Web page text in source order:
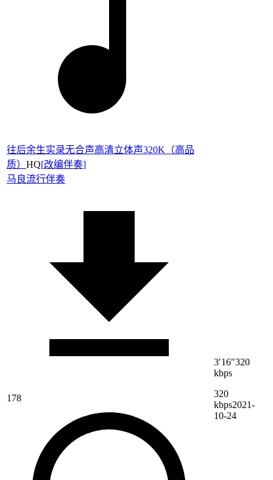
往后余生实录无合声高清立体声320K（高品
质） HQ[改编伴奏]
马良流行伴奏
178
3′16″320
kbps
320
kbps2021-
10-24